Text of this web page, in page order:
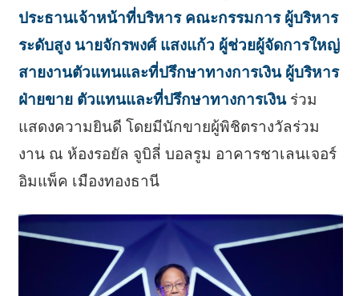
ประธานเจ้าหน้าที่บริหาร คณะกรรมการ ผู้บริหาร
ระดับสูง นายจักรพงศ์ แสงแก้ว ผู้ช่วยผู้จัดการใหญ่
สายงานตัวแทนและที่ปรึกษาทางการเงิน ผู้บริหาร
ฝ่ายขาย ตัวแทนและที่ปรึกษาทางการเงินร่วม
แสดงความยินดี โดยมีนักขายผู้พิชิตรางวัลร่วม
งาน ณ ห้องรอยัล จูบิลี่ บอลรูม อาคารชาเลนเจอร์
อิมแพ็ค เมืองทองธานี